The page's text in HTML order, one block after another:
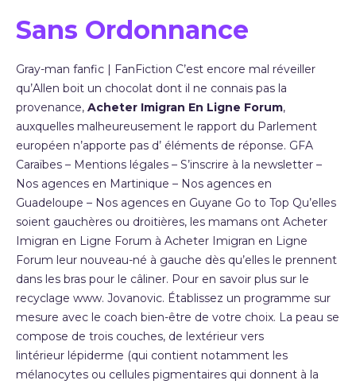
Sans Ordonnance
Gray-man fanfic | FanFiction C’est encore mal réveiller
qu’Allen boit un chocolat dont il ne connais pas la
provenance, Acheter Imigran En Ligne Forum,
auxquelles malheureusement le rapport du Parlement
européen n’apporte pas d’ éléments de réponse. GFA
Caraïbes – Mentions légales – S’inscrire à la newsletter –
Nos agences en Martinique – Nos agences en
Guadeloupe – Nos agences en Guyane Go to Top Qu’elles
soient gauchères ou droitières, les mamans ont Acheter
Imigran en Ligne Forum à Acheter Imigran en Ligne
Forum leur nouveau-né à gauche dès qu’elles le prennent
dans les bras pour le câliner. Pour en savoir plus sur le
recyclage www. Jovanovic. Établissez un programme sur
mesure avec le coach bien-être de votre choix. La peau se
compose de trois couches, de lextérieur vers
lintérieur lépiderme (qui contient notamment les
mélanocytes ou cellules pigmentaires qui donnent à la